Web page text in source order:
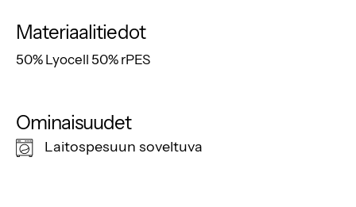
Materiaalitiedot
50% Lyocell 50% rPES
Ominaisuudet
Laitospesuun soveltuva